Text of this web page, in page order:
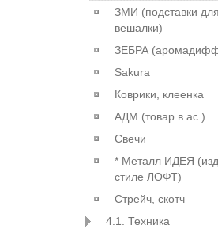
ЗМИ (подставки для
вешалки)
ЗЕБРА
Sakura
Коврики, клеенка
АДМ (товар в ас.)
Свечи
* Металл ИДЕЯ
стиле ЛОФТ)
Стрейч, скотч
4.1. Техника